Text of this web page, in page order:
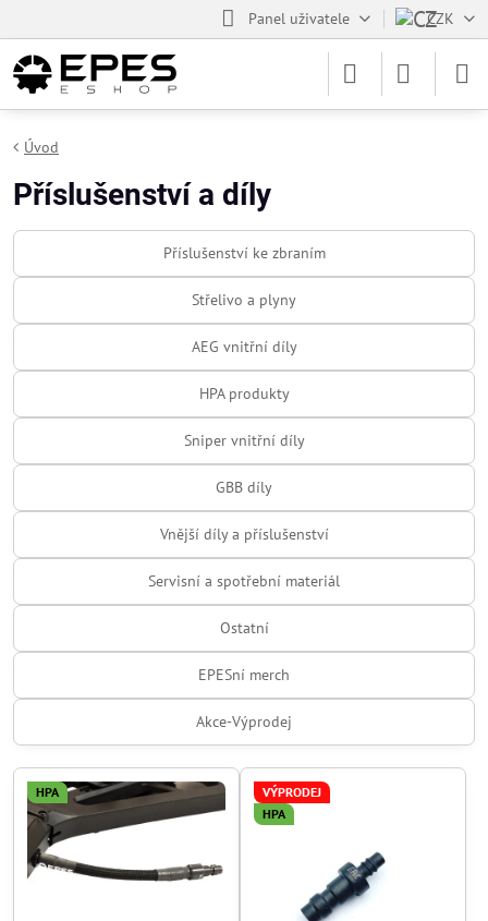
Panel uživatele CZK
Úvod
Příslušenství a díly
Příslušenství ke zbraním
Střelivo a plyny
AEG vnitřní díly
HPA produkty
Sniper vnitřní díly
GBB díly
Vnější díly a příslušenství
Servisní a spotřební materiál
Ostatní
EPESní merch
Akce-Výprodej
HPA
VÝPRODEJ
HPA